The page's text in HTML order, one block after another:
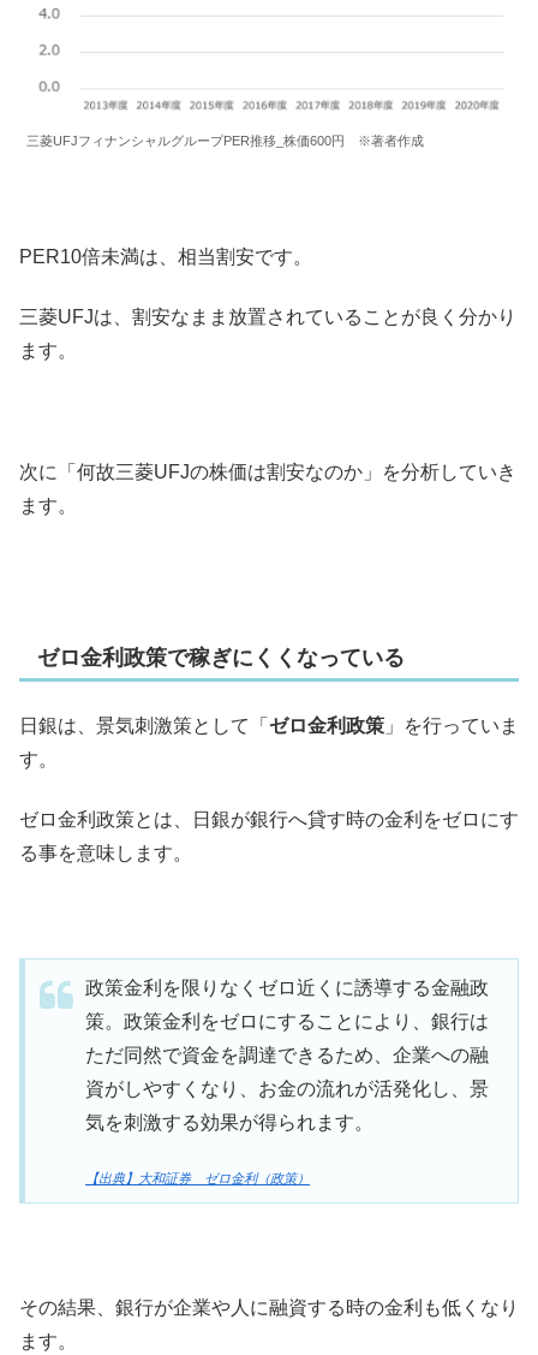
三菱UFJフィナンシャルグループPER推移_株価600円 ※著者作成
PER10倍未満は、相当割安です。
三菱UFJは、割安なまま放置されていることが良く分かり
ます。
次に「何故三菱UFJの株価は割安なのか」を分析していき
ます。
ゼロ金利政策で稼ぎにくくなっている
日銀は、景気刺激策として「 ゼロ金利政策 」を行っていま
す。
ゼロ金利政策とは、日銀が銀行へ貸す時の金利をゼロにす
る事を意味します。
政策金利を限りなくゼロ近くに誘導する金融政
策。政策金利をゼロにすることにより、銀行は
ただ同然で資金を調達できるため、企業への融
資がしやすくなり、お金の流れが活発化し、景
気を刺激する効果が得られます。
【出典】大和証券 ゼロ金利（政策）
その結果、銀行が企業や人に融資する時の金利も低くなり
ます。